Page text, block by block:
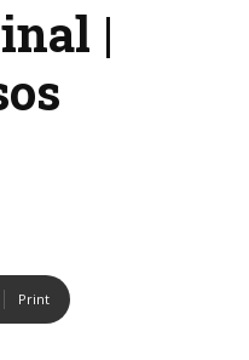
|
Print